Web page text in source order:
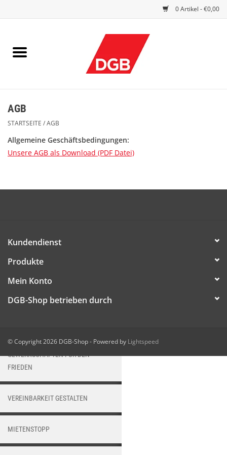
0 Artikel - €0,00
EINBLICK
DGB FRAUEN
1. MAI
GEWERKSCHAFTEN FÜR DEN
FRIEDEN
VEREINBARKEIT GESTALTEN
MIETENSTOPP
AGB
STARTSEITE /AGB
Allgemeine Geschäftsbedingungen:
Unsere AGB als Download (PDF Datei)
Kundendienst
Produkte
Mein Konto
DGB-Shop betrieben durch
© Copyright 2026 DGB-Shop - Powered by Lightspeed